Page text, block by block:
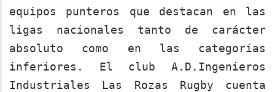
equipos punteros que destacan en las
ligas nacionales tanto de carácter
absoluto como en las categorías
inferiores. El club A.D.Ingenieros
Industriales Las Rozas Rugby cuenta